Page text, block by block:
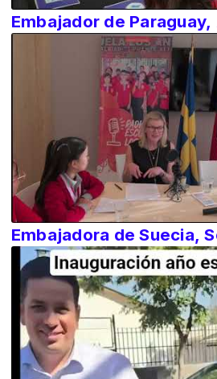
Embajadora de Suecia,